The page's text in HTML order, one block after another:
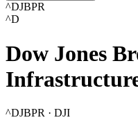
^DJBPR
^D
Dow Jones
^DJBPR · DJI